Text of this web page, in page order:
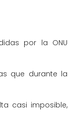
por la ONU
que durante la
casi imposible,